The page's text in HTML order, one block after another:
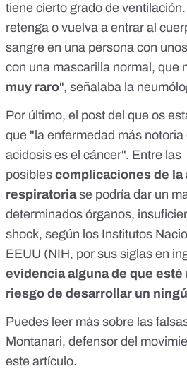
tiene cierto grado de
retenga o vuelva a entrar al
sangre en una persona con
con una mascarilla normal, que
muy raro", señalaba la
Por último, el post del que os
que "la enfermedad más
acidosis es el cáncer". Entre las
posibles complicaciones de la
respiratoriase podría dar un
determinados órganos,
shock, según los Institutos
EEUU (NIH, por sus siglas en
evidencia alguna de que esté
riesgo de desarrollar un
Puedes leer más sobre las
Montanari, defensor del
este artículo.